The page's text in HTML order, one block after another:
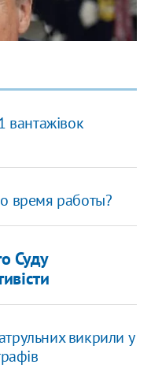
вантажівок
время работы?
Суду
викрили у